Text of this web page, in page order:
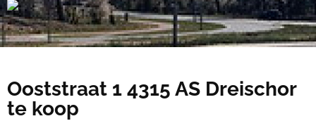
Ooststraat 1 4315 AS Dreischor
te koop